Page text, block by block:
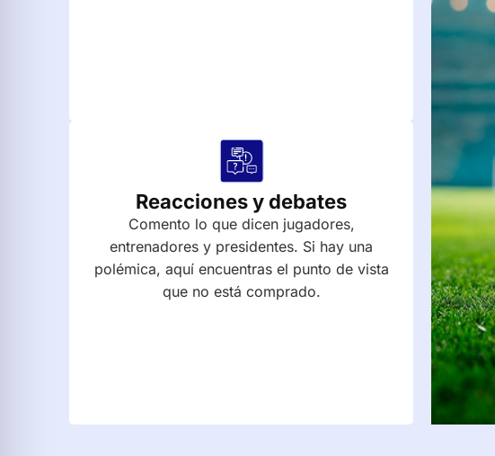
Reacciones y debates
Comento lo que dicen jugadores,
entrenadores y presidentes. Si hay una
polémica, aquí encuentras el punto de vista
que no está comprado.